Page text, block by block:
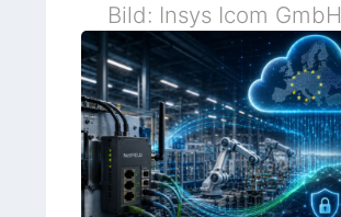
Bild: Insys Icom GmbH